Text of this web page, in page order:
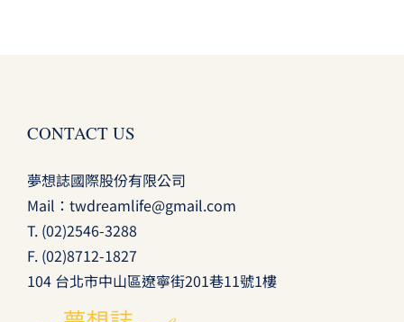
CONTACT US
夢想誌國際股份有限公司
Mail： twdreamlife@gmail.com
T. (02)2546-3288
F. (02)8712-1827
104 台北市中山區遼寧街201巷11號1樓